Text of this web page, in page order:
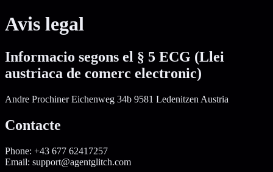
Avis legal
Informacio segons el § 5 ECG (Llei
austriaca de comerc electronic)
Andre Prochiner Eichenweg 34b 9581 Ledenitzen Austria
Contacte
Phone: +43 677 62417257
Email: support@agentglitch.com